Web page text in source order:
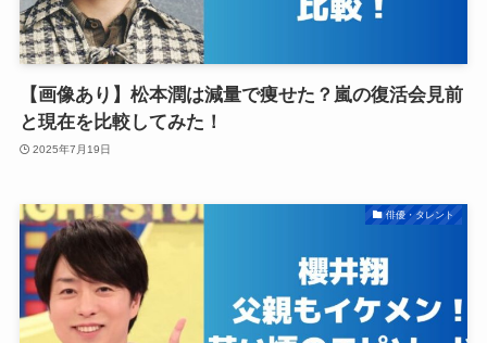
【画像あり】松本潤は減量で痩せた？嵐の復活会見前
と現在を比較してみた！
2025年7月19日
俳優・タレント